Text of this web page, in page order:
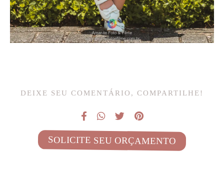
DEIXE SEU COMENTÁRIO, COMPARTILHE!
SOLICITE SEU ORÇAMENTO